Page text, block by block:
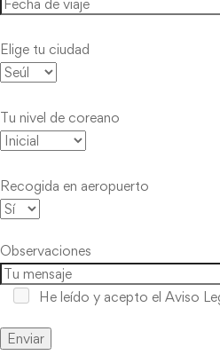
Elige tu ciudad
Tu nivel de coreano
Recogida en aeropuerto
Observaciones
He leído y acepto el Aviso